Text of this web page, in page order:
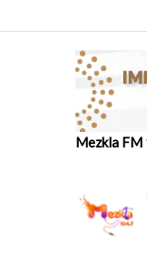
Mezkla FM